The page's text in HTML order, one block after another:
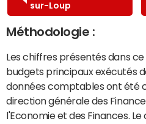
sur-Loup
Méthodologie :
Les chiffres présentés dans
budgets principaux exécutés
données comptables ont été
direction générale des
l'Economie et des Finances.